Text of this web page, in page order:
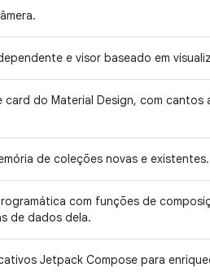
e visor baseado em
card do Material Design, com cantos
de coleções novas e existentes.
com funções de
de dados dela.
Jetpack Compose para